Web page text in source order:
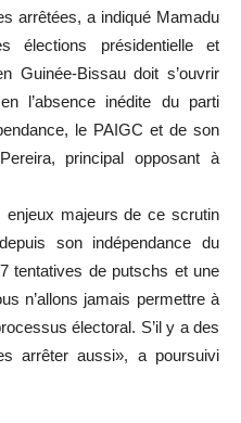
arrêtées, a indiqué Mamadu
élections présidentielle et
Guinée-Bissau doit s’ouvrir
l’absence inédite du parti
le PAIGC et de son
principal opposant à
enjeux majeurs de ce scrutin
son indépendance du
tentatives de putschs et une
n’allons jamais permettre à
électoral. S’il y a des
arrêter aussi», a poursuivi